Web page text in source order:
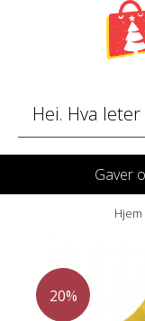
Gaver
Hjem
20%